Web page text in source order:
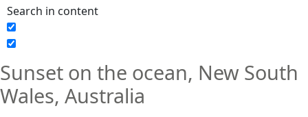
Search in content
Sunset on the ocean, New South
Wales, Australia